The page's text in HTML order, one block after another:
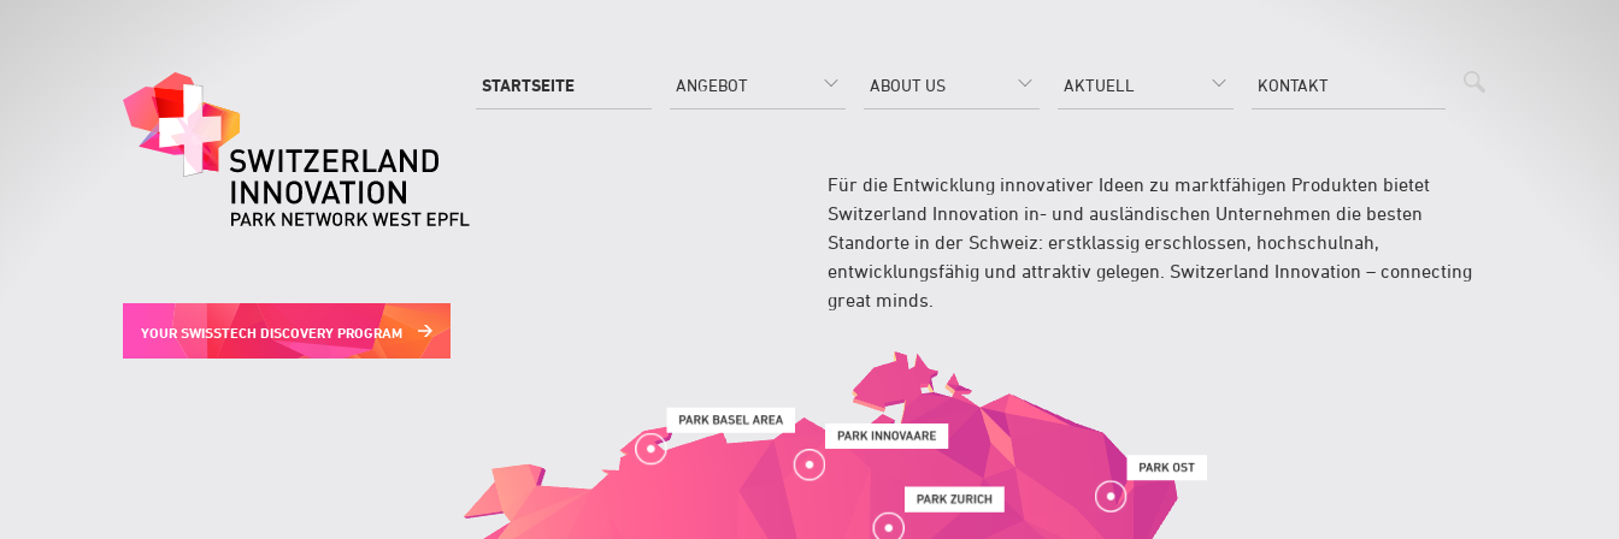
STARTSEITE ANGEBOT ABOUT US AKTUELL KONTAKT
YOUR SWISSTECH DISCOVERY PROGRAM
Für die Entwicklung innovativer Ideen zu marktfähigen Produkten bietet
Switzerland Innovation in- und ausländischen Unternehmen die besten
Standorte in der Schweiz: erstklassig erschlossen, hochschulnah,
entwicklungsfähig und attraktiv gelegen. Switzerland Innovation – connecting
great minds.